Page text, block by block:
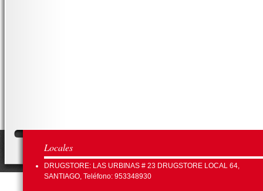
Locales
DRUGSTORE: LAS URBINAS # 23 DRUGSTORE LOCAL 64,
SANTIAGO, Teléfono: 953348930